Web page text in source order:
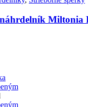
Miltonia